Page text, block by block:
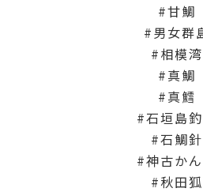
甘鯛
男女群
相模湾
真鯛
真鱈
石垣島
石鯛針
神古か
秋田狐